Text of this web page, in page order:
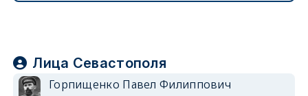
Лица Севастополя
Горпищенко Павел Филиппович